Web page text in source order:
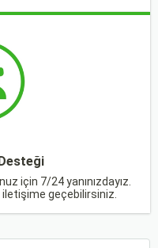
için 7/24 yanınızdayız.
geçebilirsiniz.